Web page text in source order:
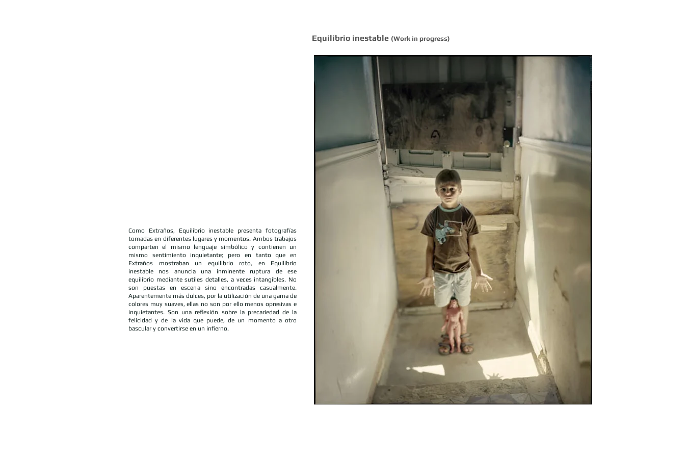
Equilibrio inestable (Work in progress)
Como Extraños, Equilibrio inestable presenta fotografías
tomadas en diferentes lugares y momentos. Ambos trabajos
comparten el mismo lenguaje simbólico y contienen un
mismo sentimiento inquietante; pero en tanto que en
Extraños mostraban un equilibrio roto, en Equilibrio
inestable nos anuncia una inminente ruptura de ese
equilibrio mediante sutiles detalles, a veces intangibles. No
son puestas en escena sino encontradas casualmente.
Aparentemente más dulces, por la utilización de una gama de
colores muy suaves, ellas no son por ello menos opresivas e
inquietantes. Son una reflexión sobre la precariedad de la
felicidad y de la vida que puede, de un momento a otro
bascular y convertirse en un infierno.